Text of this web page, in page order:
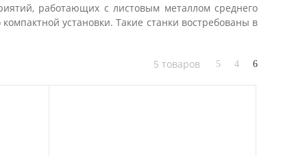
работающих с листовым металлом среднего
установки. Такие станки востребованы в
5 товаров